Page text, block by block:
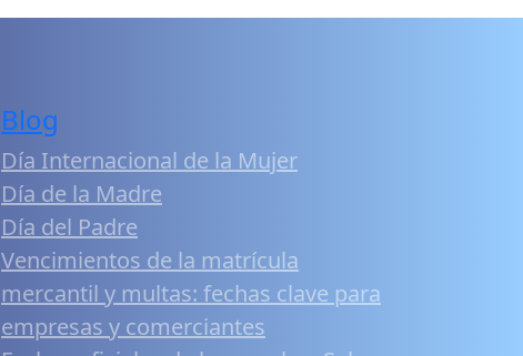
Blog
Día Internacional de la Mujer
Día de la Madre
Día del Padre
Vencimientos de la matrícula
mercantil y multas: fechas clave para
empresas y comerciantes